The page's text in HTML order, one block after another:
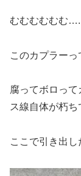
むむむむむむ
このカプラーっ
腐ってボロっ
ス線自体が朽ち
ここで引き出し